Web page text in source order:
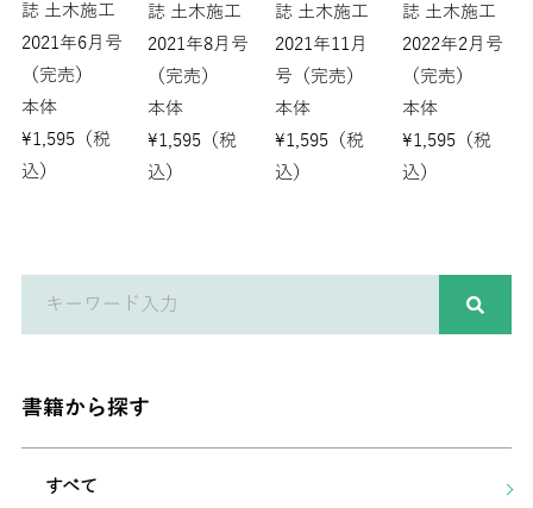
誌 土木施工
2021年6月号
（完売）
本体
¥1,595（税
込）
誌 土木施工
2021年8月号
（完売）
本体
¥1,595 （税
込）
誌 土木施工
2021年11月
号（完売）
本体
¥1,595（税
込）
誌 土木施工
2022年2月号
（完売）
本体
¥1,595（税
込）
書籍から探す
すべて